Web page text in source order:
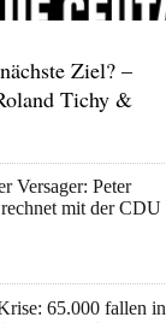
Ziel? –
Tichy &
Versager: Peter
mit der CDU
65.000 fallen in